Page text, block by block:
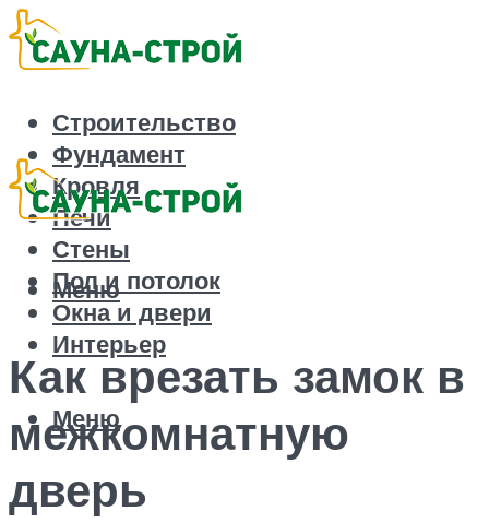
Строительство
Фундамент
Кровля
Печи
Стены
Пол и потолок
Окна и двери
Интерьер
Меню
Меню
Как врезать замок в
межкомнатную
дверь